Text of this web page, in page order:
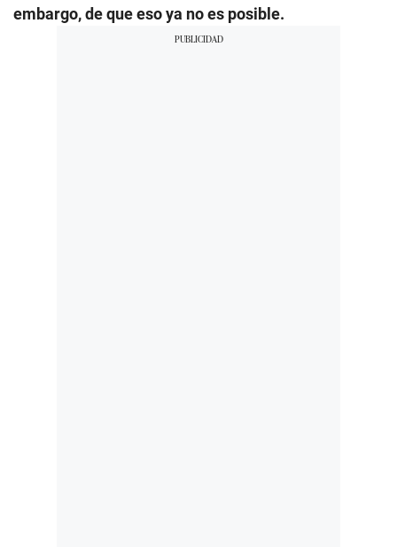
embargo, de que eso ya no es posible.